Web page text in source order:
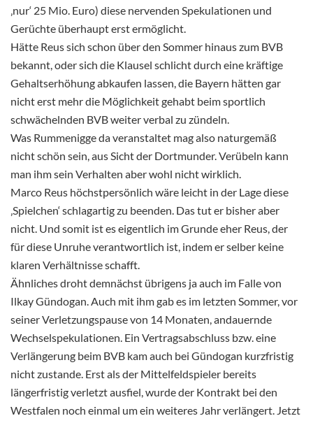
‚nur‘ 25 Mio. Euro) diese nervenden Spekulationen und
Gerüchte überhaupt erst ermöglicht.
Hätte Reus sich schon über den Sommer hinaus zum BVB
bekannt, oder sich die Klausel schlicht durch eine kräftige
Gehaltserhöhung abkaufen lassen, die Bayern hätten gar
nicht erst mehr die Möglichkeit gehabt beim sportlich
schwächelnden BVB weiter verbal zu zündeln.
Was Rummenigge da veranstaltet mag also naturgemäß
nicht schön sein, aus Sicht der Dortmunder. Verübeln kann
man ihm sein Verhalten aber wohl nicht wirklich.
Marco Reus höchstpersönlich wäre leicht in der Lage diese
‚Spielchen‘ schlagartig zu beenden. Das tut er bisher aber
nicht. Und somit ist es eigentlich im Grunde eher Reus, der
für diese Unruhe verantwortlich ist, indem er selber keine
klaren Verhältnisse schafft.
Ähnliches droht demnächst übrigens ja auch im Falle von
Ilkay Gündogan. Auch mit ihm gab es im letzten Sommer, vor
seiner Verletzungspause von 14 Monaten, andauernde
Wechselspekulationen. Ein Vertragsabschluss bzw. eine
Verlängerung beim BVB kam auch bei Gündogan kurzfristig
nicht zustande. Erst als der Mittelfeldspieler bereits
längerfristig verletzt ausfiel, wurde der Kontrakt bei den
Westfalen noch einmal um ein weiteres Jahr verlängert. Jetzt